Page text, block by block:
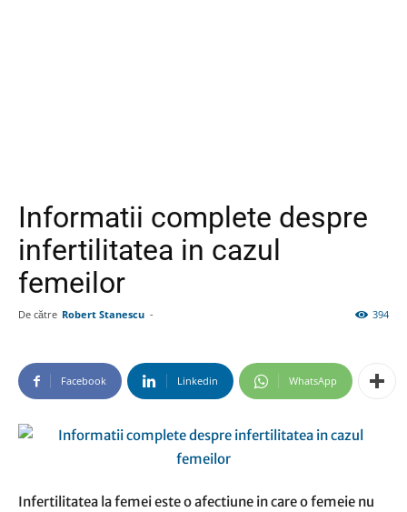
Informatii complete despre
infertilitatea in cazul
femeilor
De către Robert Stanescu - 394
Facebook Linkedin WhatsApp
Infertilitatea la femei este o afectiune in care o femeie nu